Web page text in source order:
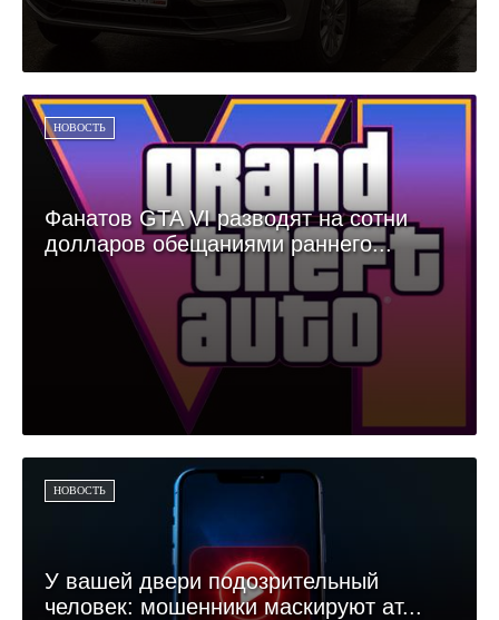
НОВОСТЬ
Фанатов GTA VI разводят на сотни
долларов обещаниями раннего...
НОВОСТЬ
У вашей двери подозрительный
человек: мошенники маскируют ат...